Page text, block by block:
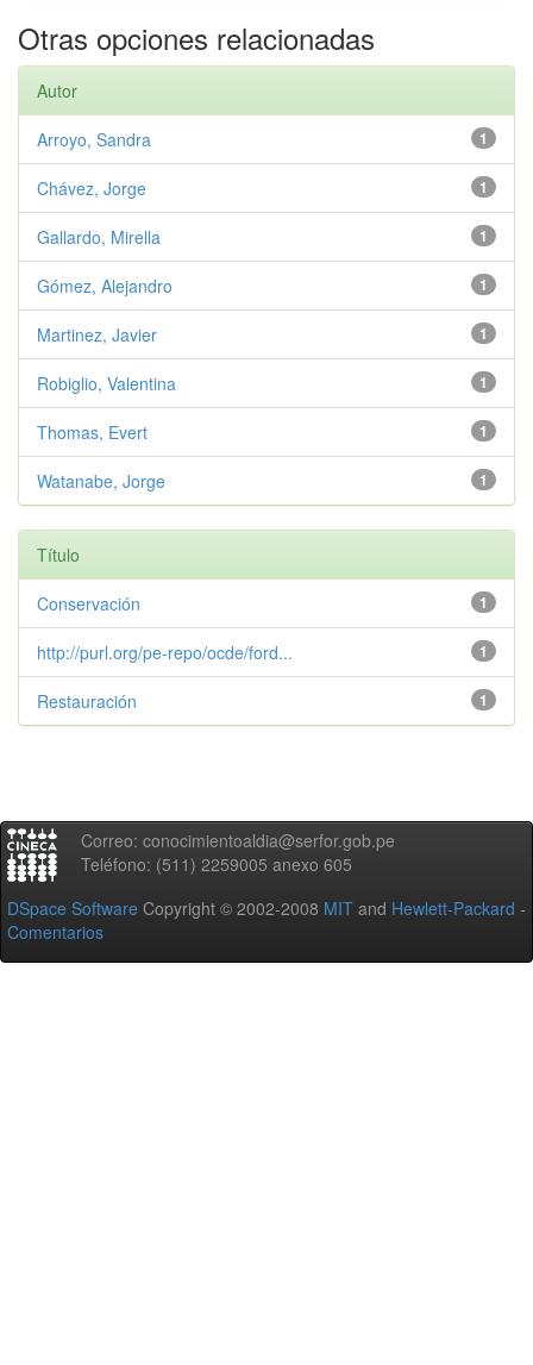
Otras opciones relacionadas
Autor
1
Arroyo, Sandra
1
Chávez, Jorge
1
Gallardo, Mirella
1
Gómez, Alejandro
1
Martinez, Javier
1
Robiglio, Valentina
1
Thomas, Evert
1
Watanabe, Jorge
Título
1
Conservación
1
http://purl.org/pe-repo/ocde/ford...
1
Restauración
Correo: conocimientoaldia@serfor.gob.pe
Teléfono: (511) 2259005 anexo 605
DSpace Software Copyright © 2002-2008 MIT and Hewlett-Packard -
Comentarios